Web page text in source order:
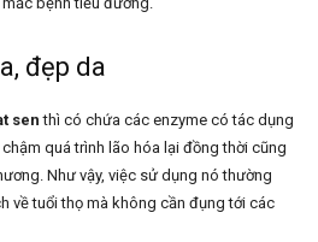
đẹp da
sen thì có chứa các enzyme có tác dụng
quá trình lão hóa lại đồng thời cũng
Như vậy, việc sử dụng nó thường
về tuổi thọ mà không cần đụng tới các